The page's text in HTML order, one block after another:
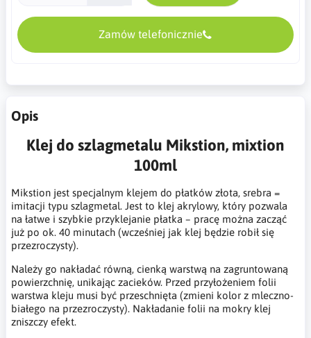
Zamów telefonicznie
Opis
Klej do szlagmetalu Mikstion, mixtion
100ml
Mikstion jest specjalnym klejem do płatków złota, srebra =
imitacji typu szlagmetal. Jest to klej akrylowy, który pozwala
na łatwe i szybkie przyklejanie płatka – pracę można zacząć
już po ok. 40 minutach (wcześniej jak klej będzie robił się
przezroczysty).
Należy go nakładać równą, cienką warstwą na zagruntowaną
powierzchnię, unikając zacieków. Przed przyłożeniem folii
warstwa kleju musi być przeschnięta (zmieni kolor z mleczno-
białego na przezroczysty). Nakładanie folii na mokry klej
zniszczy efekt.